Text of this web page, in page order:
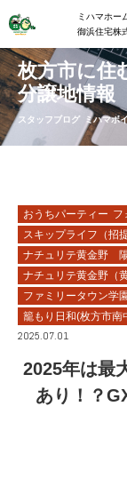
ミハマホー
御浜住宅株
枚方市に住
分譲地情報
スタッフブログ ミハマボ
おうちパーティー フ
スキップライフ（招
ナチュリテ黄金野
ナチュリテ黄金野（
ファミリータウン学
籠もり日和(枚方市南
2025.07.01
2025年は最
あり！？